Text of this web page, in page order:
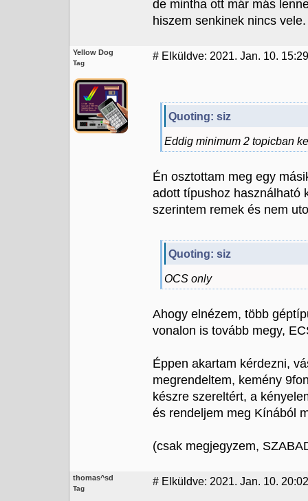
de mintha ott már más
hiszem senkinek nincs vele.
Yellow Dog
Tag
# Elküldve: 2021. Jan. 10.
Quoting: siz
Eddig minimum 2 topicban
Én osztottam meg egy
adott típushoz használható
szerintem remek és nem
Quoting: siz
OCS only
Ahogy elnézem, több
vonalon is tovább megy,
Éppen akartam kérdezni,
megrendeltem, kemény
készre szereltért, a
és rendeljem meg Kínából
(csak megjegyzem,
thomas^sd
Tag
# Elküldve: 2021. Jan. 10. 20:02